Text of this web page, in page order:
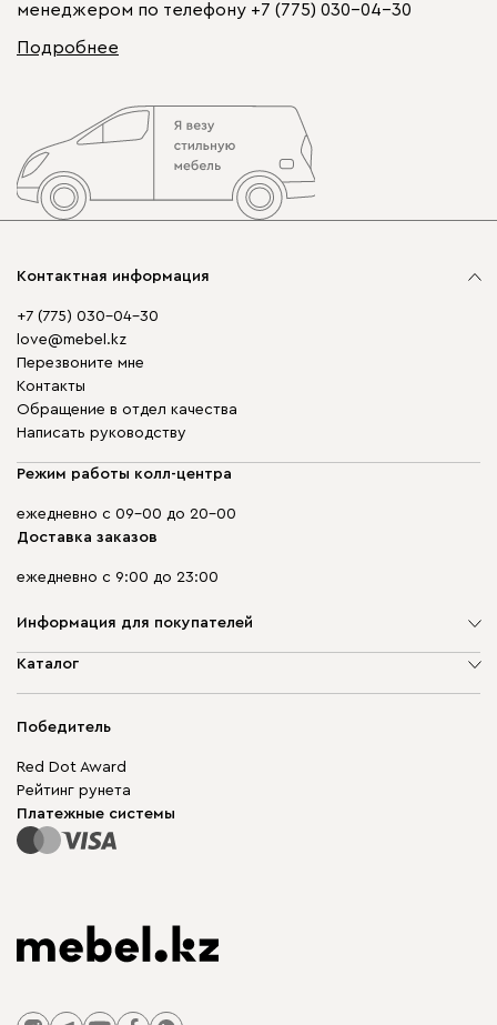
менеджером по телефону +7 (775) 030-04-30
Подробнее
Контактная информация
+7 (775) 030-04-30
love@mebel.kz
Перезвоните мне
Контакты
Обращение в отдел качества
Написать руководству
Режим работы колл-центра
ежедневно с 09-00 до 20-00
Доставка заказов
ежедневно с 9:00 до 23:00
Информация для покупателей
О компании
Гарантия
Для бизнеса
Карта сайта
Каталог
Корпусная мебель
Модульная мебель
Столы и стулья
Победитель
Red Dot Award
Рейтинг рунета
Платежные системы